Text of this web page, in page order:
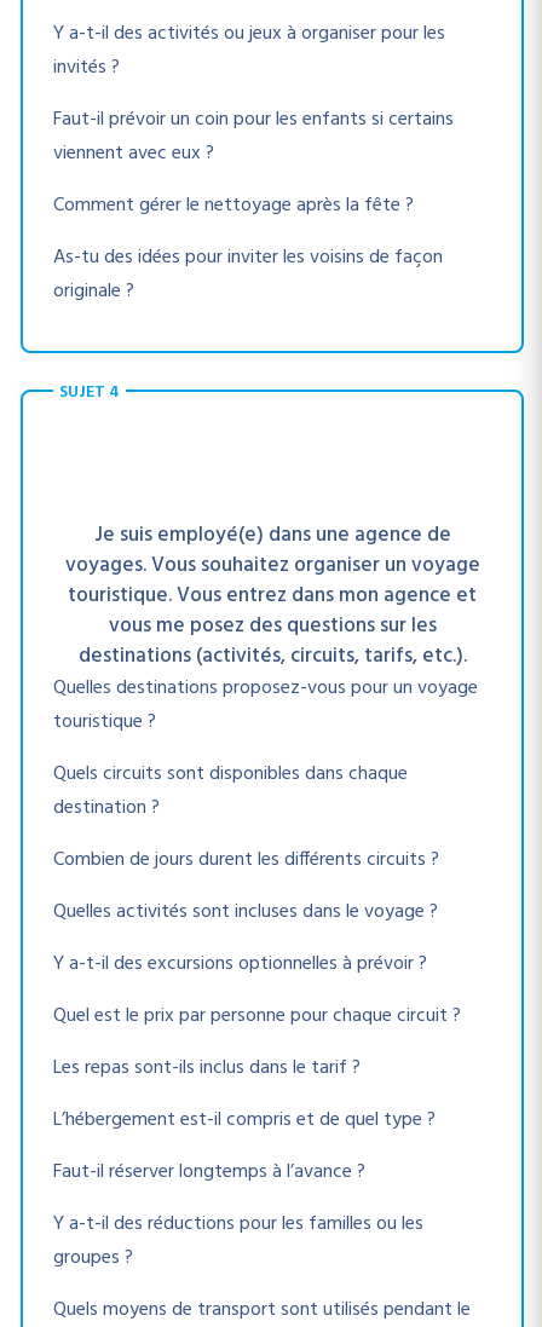
Y a-t-il des activités ou jeux à organiser pour les
invités ?
Faut-il prévoir un coin pour les enfants si certains
viennent avec eux ?
Comment gérer le nettoyage après la fête ?
As-tu des idées pour inviter les voisins de façon
originale ?
SUJET 4
Je suis employé(e) dans une agence de
voyages. Vous souhaitez organiser un voyage
touristique. Vous entrez dans mon agence et
vous me posez des questions sur les
destinations (activités, circuits, tarifs, etc.).
Quelles destinations proposez-vous pour un voyage
touristique ?
Quels circuits sont disponibles dans chaque
destination ?
Combien de jours durent les différents circuits ?
Quelles activités sont incluses dans le voyage ?
Y a-t-il des excursions optionnelles à prévoir ?
Quel est le prix par personne pour chaque circuit ?
Les repas sont-ils inclus dans le tarif ?
L’hébergement est-il compris et de quel type ?
Faut-il réserver longtemps à l’avance ?
Y a-t-il des réductions pour les familles ou les
groupes ?
Quels moyens de transport sont utilisés pendant le